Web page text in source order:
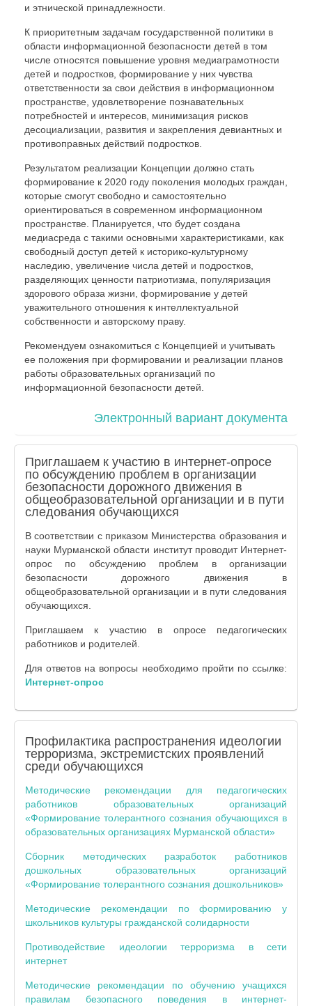
и этнической принадлежности.
К приоритетным задачам государственной политики в
области информационной безопасности детей в том
числе относятся повышение уровня медиаграмотности
детей и подростков, формирование у них чувства
ответственности за свои действия в информационном
пространстве, удовлетворение познавательных
потребностей и интересов, минимизация рисков
десоциализации, развития и закрепления девиантных и
противоправных действий подростков.
Результатом реализации Концепции должно стать
формирование к 2020 году поколения молодых граждан,
которые смогут свободно и самостоятельно
ориентироваться в современном информационном
пространстве. Планируется, что будет создана
медиасреда с такими основными характеристиками, как
свободный доступ детей к историко-культурному
наследию, увеличение числа детей и подростков,
разделяющих ценности патриотизма, популяризация
здорового образа жизни, формирование у детей
уважительного отношения к интеллектуальной
собственности и авторскому праву.
Рекомендуем ознакомиться с Концепцией и учитывать
ее положения при формировании и реализации планов
работы образовательных организаций по
информационной безопасности детей.
Электронный вариант документа
Приглашаем к участию в интернет-опросе
по обсуждению проблем в организации
безопасности дорожного движения в
общеобразовательной организации и в пути
следования обучающихся
В соответствии с приказом Министерства образования и
науки Мурманской области институт проводит Интернет-
опрос по обсуждению проблем в организации
безопасности дорожного движения в
общеобразовательной организации и в пути следования
обучающихся.
Приглашаем к участию в опросе педагогических
работников и родителей.
Для ответов на вопросы необходимо пройти по ссылке:
Интернет-опрос
Профилактика распространения идеологии
терроризма, экстремистских проявлений
среди обучающихся
Методические рекомендации для педагогических
работников образовательных организаций
«Формирование толерантного сознания обучающихся в
образовательных организациях Мурманской области»
Сборник методических разработок работников
дошкольных образовательных организаций
«Формирование толерантного сознания дошкольников»
Методические рекомендации по формированию у
школьников культуры гражданской солидарности
Противодействие идеологии терроризма в сети
интернет
Методические рекомендации по обучению учащихся
правилам безопасного поведения в интернет-